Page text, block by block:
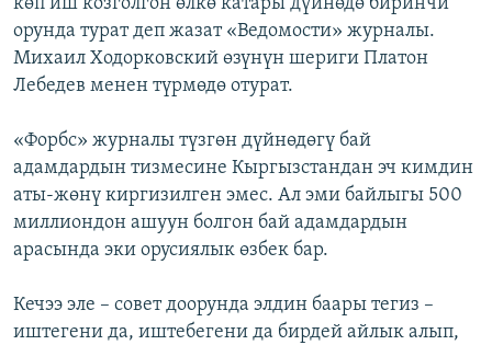
орунда турат деп жазат «Ведомости» журналы.
Михаил Ходорковский өзүнүн шериги Платон
Лебедев менен түрмөдө отурат.
«Форбс» журналы түзгөн дүйнөдөгү бай
адамдардын тизмесине Кыргызстандан эч кимдин
аты-жөнү киргизилген эмес. Ал эми байлыгы 500
миллиондон ашуун болгон бай адамдардын
арасында эки орусиялык өзбек бар.
Кечээ эле – совет доорунда элдин баары тегиз –
иштегени да, иштебегени да бирдей айлык алып,